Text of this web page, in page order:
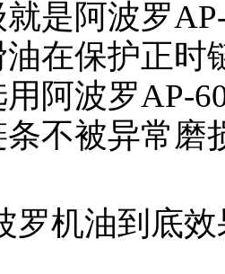
是阿波罗
在保护正时
阿波罗AP-
不被异常磨